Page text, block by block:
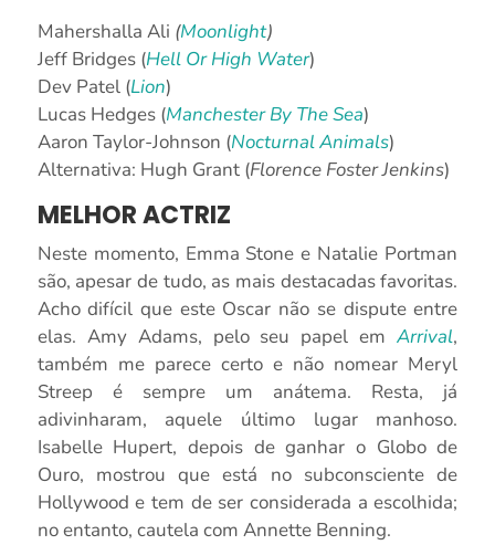
Mahershalla Ali (Moonlight)
Jeff Bridges (Hell Or High Water)
Dev Patel (Lion)
Lucas Hedges (Manchester By The Sea)
Aaron Taylor-Johnson (Nocturnal Animals)
Alternativa: Hugh Grant (Florence Foster Jenkins)
MELHOR ACTRIZ
Neste momento, Emma Stone e Natalie Portman
são, apesar de tudo, as mais destacadas favoritas.
Acho difícil que este Oscar não se dispute entre
elas. Amy Adams, pelo seu papel emArrival,
também me parece certo e não nomear Meryl
Streep é sempre um anátema. Resta, já
adivinharam, aquele último lugar manhoso.
Isabelle Hupert, depois de ganhar o Globo de
Ouro, mostrou que está no subconsciente de
Hollywood e tem de ser considerada a escolhida;
no entanto, cautela com Annette Benning.